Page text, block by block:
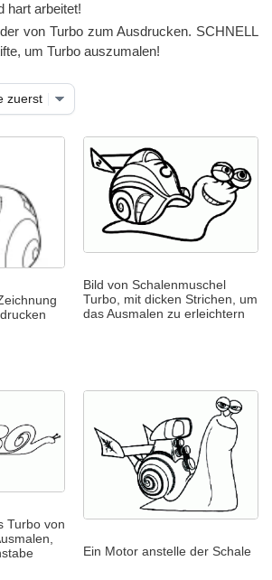
hart arbeitet!
von Turbo zum Ausdrucken. SCHNELL
um Turbo auszumalen!
Bild von Schalenmuschel
Turbo, mit dicken Strichen, um
das Ausmalen zu erleichtern
Turbo von
Ein Motor anstelle der Schale